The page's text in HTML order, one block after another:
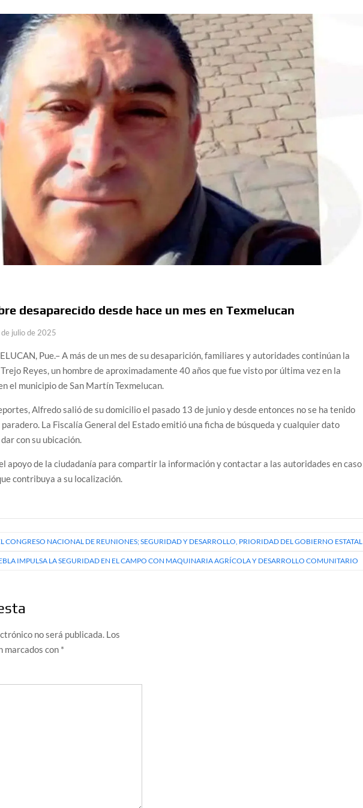
desaparecido desde hace un mes en Texmelucan
julio de 2025
Pue.– A más de un mes de su desaparición, familiares y autoridades continúan la
Reyes, un hombre de aproximadamente 40 años que fue visto por última vez en la
el municipio de San Martín Texmelucan.
Alfredo salió de su domicilio el pasado 13 de junio y desde entonces no se ha tenido
La Fiscalía General del Estado emitió una ficha de búsqueda y cualquier dato
con su ubicación.
apoyo de la ciudadanía para compartir la información y contactar a las autoridades en caso
contribuya a su localización.
CONGRESO NACIONAL DE REUNIONES; SEGURIDAD Y DESARROLLO, PRIORIDAD DEL GOBIERNO ESTATAL
IMPULSA LA SEGURIDAD EN EL CAMPO CON MAQUINARIA AGRÍCOLA Y DESARROLLO COMUNITARIO
no será publicada. Los
marcados con *